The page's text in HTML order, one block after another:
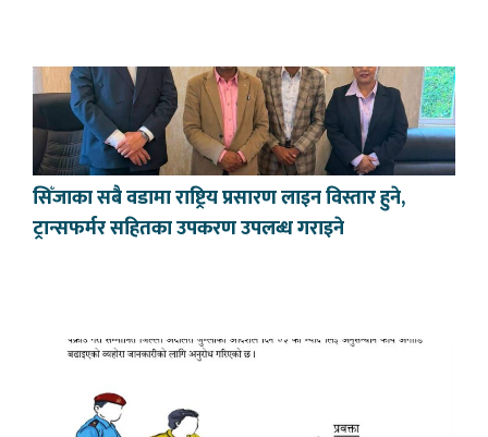
सिँजाका सबै वडामा राष्ट्रिय प्रसारण लाइन विस्तार हुने,
ट्रान्सफर्मर सहितका उपकरण उपलब्ध गराइने